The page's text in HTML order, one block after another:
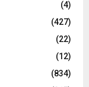
(4)
(427)
(22)
(12)
(834)